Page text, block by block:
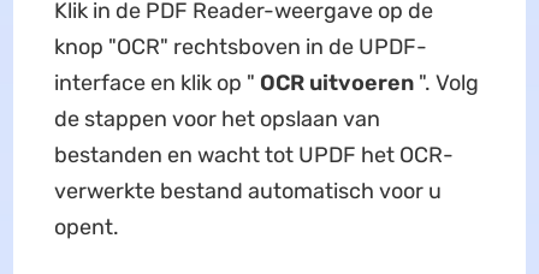
Klik in de PDF Reader-weergave op de
knop "OCR" rechtsboven in de UPDF-
interface en klik op " OCR uitvoeren". Volg
de stappen voor het opslaan van
bestanden en wacht tot UPDF het OCR-
verwerkte bestand automatisch voor u
opent.